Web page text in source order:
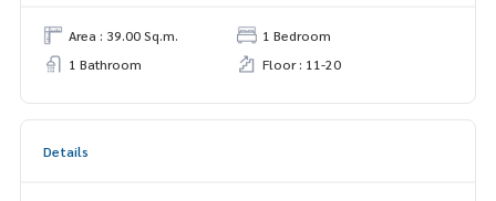
Area : 39.00 Sq.m.
1 Bedroom
1 Bathroom
Floor : 11-20
Details